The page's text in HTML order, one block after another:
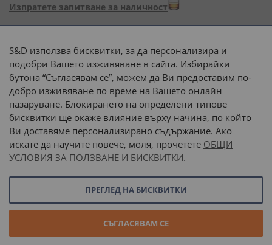
Изпратете запитване за наличност
Начини на плащане:
Доставка до адрес с:
или
наш транспорт
Онлайн магазин отStenik
S&D използва бисквитки, за да персонализира и
подобри Вашето изживяване в сайта. Избирайки
бутона “Съгласявам се”, можем да Ви предоставим по-
добро изживяване по време на Вашето онлайн
пазаруване. Блокирането на определени типове
бисквитки ще окаже влияние върху начина, по който
Ви доставяме персонализирано съдържание. Ако
искате да научите повече, моля, прочетете ОБЩИ
УСЛОВИЯ ЗА ПОЛЗВАНЕ И БИСКВИТКИ.
СЪГЛАСЯВАМ СЕ
ПРЕГЛЕД НА БИСКВИТКИ